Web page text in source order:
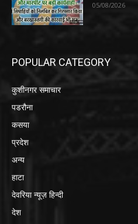
05/08/2026
POPULAR CATEGORY
कुशीनगर समाचार
पडरौना
कसया
प्रदेश
अन्य
हाटा
देवरिया न्यूज़ हिन्दी
देश